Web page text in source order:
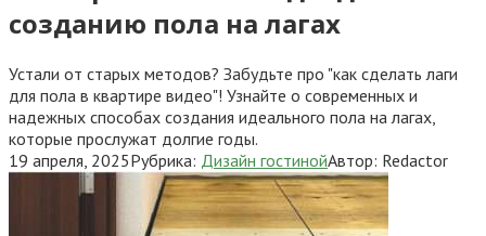
созданию пола на лагах
Устали от старых методов? Забудьте про "как сделать лаги
для пола в квартире видео"! Узнайте о современных и
надежных способах создания идеального пола на лагах,
которые прослужат долгие годы.
19 апреля, 2025Рубрика: Дизайн гостинойАвтор: Redactor